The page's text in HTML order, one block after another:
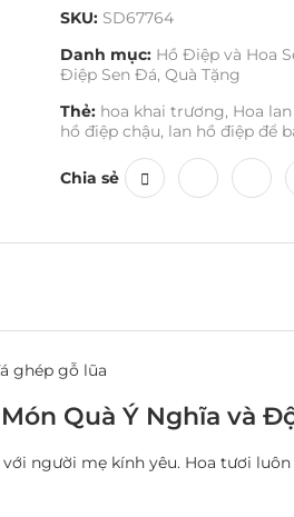
SKU: SD67764
Danh mục: Hồ Điệp và Hoa
Điệp Sen Đá, Quà Tặng
Thẻ: hoa khai trương, Hoa
hồ điệp chậu, lan hồ điệp để
Chia sẻ
ghép gỗ lũa
Quà Ý Nghĩa và
người mẹ kính yêu. Hoa tươi